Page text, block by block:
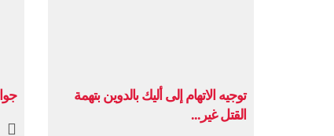
توجيه الاتهام إلى أليك بالدوين بتهمة
القتل غير...